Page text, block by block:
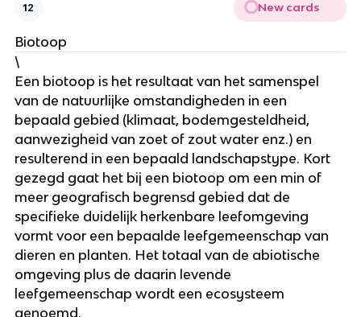
12 New cards
Biotoop
\
Een biotoop is het resultaat van het samenspel
van de natuurlijke omstandigheden in een
bepaald gebied (klimaat, bodemgesteldheid,
aanwezigheid van zoet of zout water enz.) en
resulterend in een bepaald landschapstype. Kort
gezegd gaat het bij een biotoop om een min of
meer geografisch begrensd gebied dat de
specifieke duidelijk herkenbare leefomgeving
vormt voor een bepaalde leefgemeenschap van
dieren en planten. Het totaal van de abiotische
omgeving plus de daarin levende
leefgemeenschap wordt een ecosysteem
genoemd.